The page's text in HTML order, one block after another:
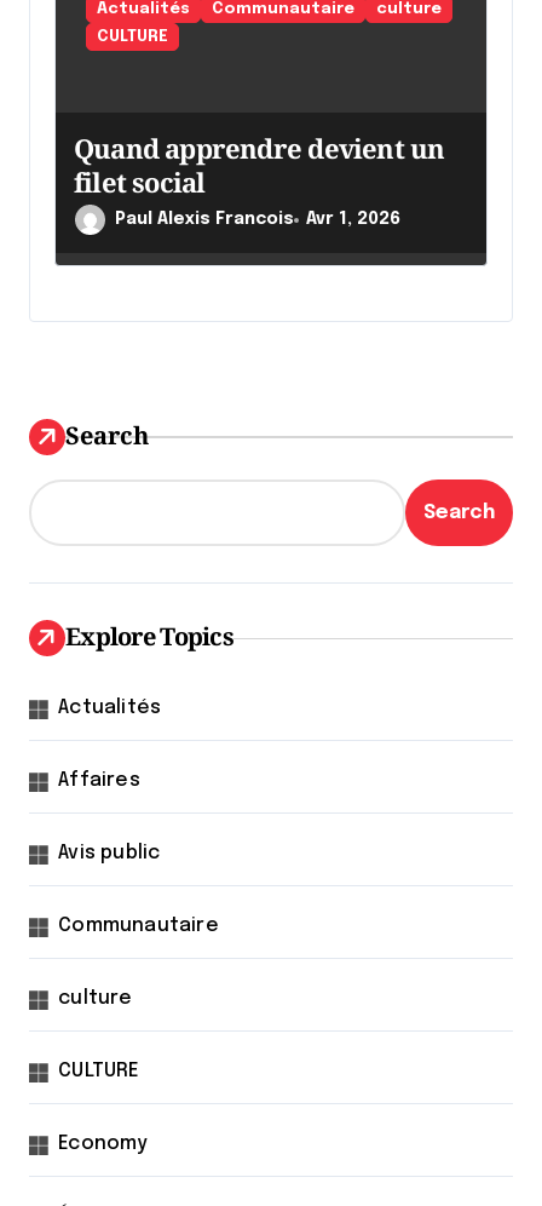
Actualités Communautaire
culture
CULTURE
Quand apprendre devient un
filet social
Paul Alexis Francois Avr 1, 2026
Search
Search
Explore Topics
Actualités
Affaires
Avis public
Communautaire
culture
CULTURE
Economy